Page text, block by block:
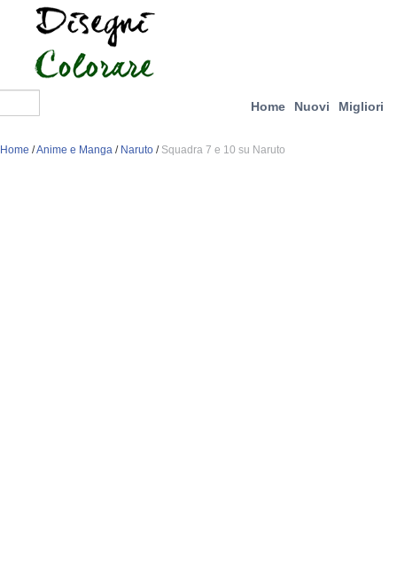
Home Nuovi Migliori
Home /Anime e Manga / Naruto / Squadra 7 e 10 su Naruto